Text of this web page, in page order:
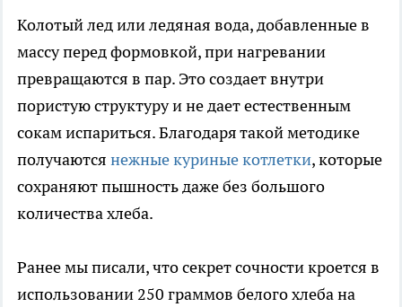
Колотый лед или ледяная вода, добавленные в
массу перед формовкой, при нагревании
превращаются в пар. Это создает внутри
пористую структуру и не дает естественным
сокам испариться. Благодаря такой методике
получаются нежные куриные котлетки, которые
сохраняют пышность даже без большого
количества хлеба.
Ранее мы писали, что секрет сочности кроется в
использовании 250 граммов белого хлеба на